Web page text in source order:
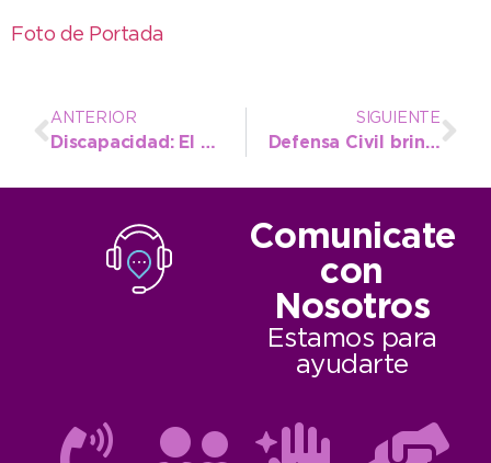
Foto de Portada
ANTERIOR
Discapacidad: El “Espacio Azul” universalizó el disfrute del Festival Infantil
SIGUIENTE
Defensa Civil brindó apoyo para sofocar una decena de incendios forestales en los últimos 15 días
Comunicate
con
Nosotros
Estamos para
ayudarte